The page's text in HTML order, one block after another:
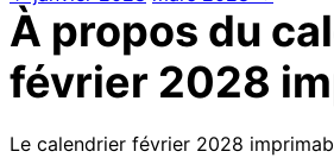
À propos du
février 2028
Le calendrier février 2028